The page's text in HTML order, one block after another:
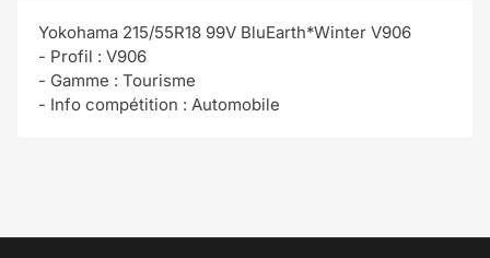
Yokohama 215/55R18 99V BluEarth*Winter V906
- Profil : V906
- Gamme : Tourisme
- Info compétition : Automobile